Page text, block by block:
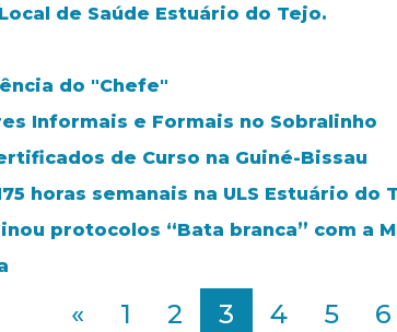
de Saúde Estuário do Tejo.
do "Chefe"
Informais e Formais no Sobralinho
de Curso na Guiné-Bissau
horas semanais na ULS Estuário do
protocolos “Bata branca” com
« 1 2 3 4 5 6